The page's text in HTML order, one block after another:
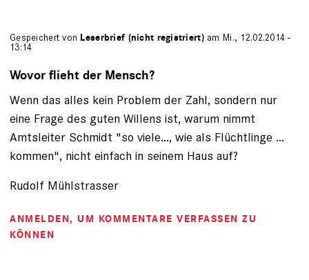
Gespeichert von Leserbrief (nicht registriert)am Mi., 12.02.2014 -
13:14
Wovor flieht der Mensch?
Wenn das alles kein Problem der Zahl, sondern nur
eine Frage des guten Willens ist, warum nimmt
Amtsleiter Schmidt "so viele..., wie als Flüchtlinge ...
kommen", nicht einfach in seinem Haus auf?
Rudolf Mühlstrasser
ANMELDEN, UM KOMMENTARE VERFASSEN ZU
KÖNNEN